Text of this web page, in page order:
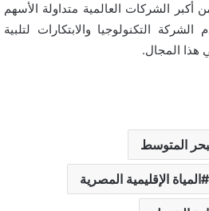
الشركات العالمية متداولة الأسهم
التكنولوجيا والابتكارات لتلبية
هذا المجال.
المتوسط
المياة الإقليمية المصرية